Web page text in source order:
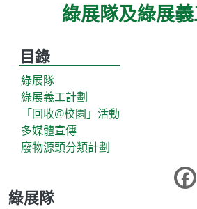
綠展隊及綠展
Body
目錄
綠展隊
綠展義工計劃
「回收@校園」活動
多媒體宣傳
廢物源頭分類計劃
綠展隊